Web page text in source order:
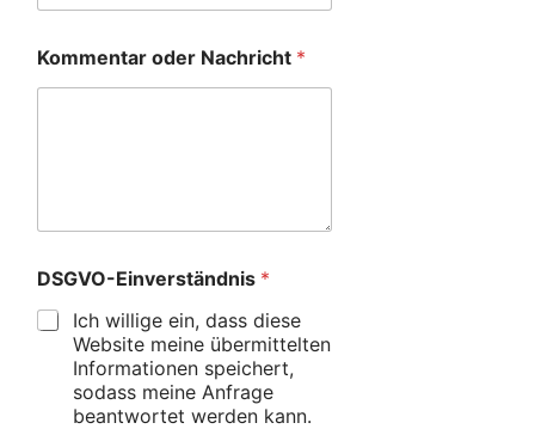
Kommentar oder Nachricht *
DSGVO-Einverständnis *
Ich willige ein, dass diese
Website meine übermittelten
Informationen speichert,
sodass meine Anfrage
beantwortet werden kann.